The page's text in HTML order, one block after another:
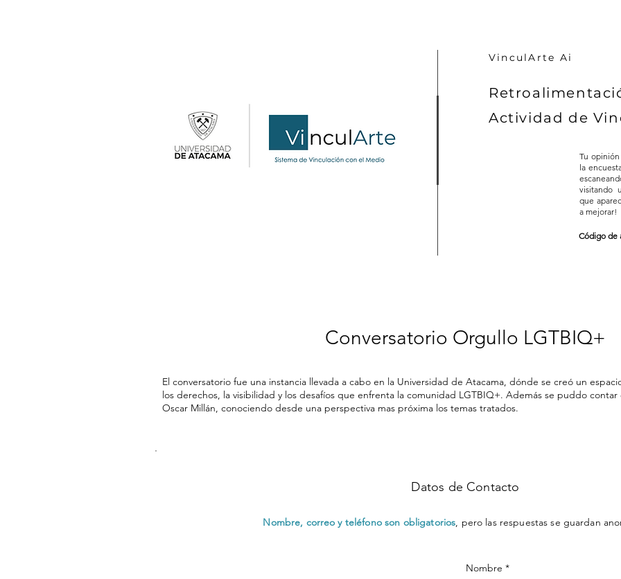
VinculArte Ai
Actividad de
Tu
la
visitando
que
a mejorar!
Código de
Conversatorio Orgullo LGTBIQ+
El conversatorio fue una instancia llevada a cabo en la Universidad de Atacama, dónde se creó un
los derechos, la visibilidad y los desafíos que enfrenta la comunidad LGTBIQ+. Además se puddo
Oscar Millán, conociendo desde una perspectiva mas próxima los temas tratados.
Datos de Contacto
Nombre, correo y teléfono son obligatorios, pero las respuestas se guardan
Nombre